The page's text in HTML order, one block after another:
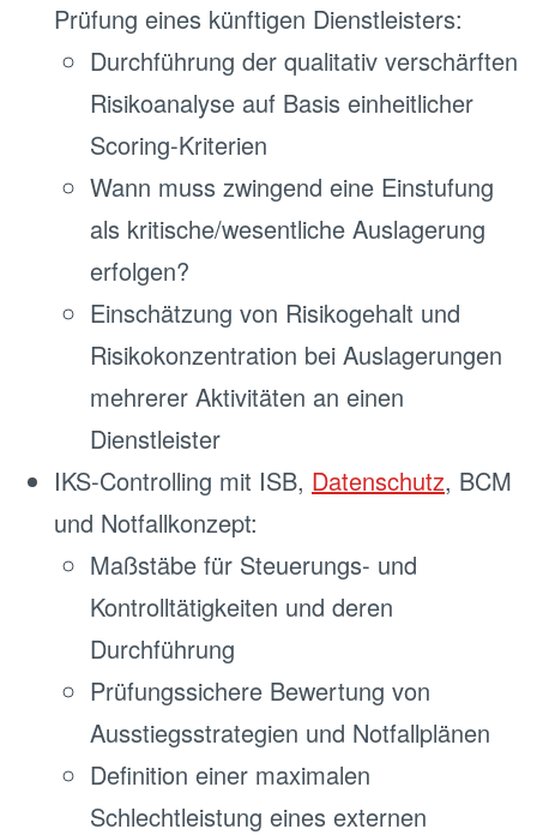
Prüfung eines künftigen Dienstleisters:
Durchführung der qualitativ verschärften
Risikoanalyse auf Basis einheitlicher
Scoring-Kriterien
Wann muss zwingend eine Einstufung
als kritische/wesentliche Auslagerung
erfolgen?
Einschätzung von Risikogehalt und
Risikokonzentration bei Auslagerungen
mehrerer Aktivitäten an einen
Dienstleister
IKS-Controlling mit ISB, Datenschutz, BCM
und Notfallkonzept:
Maßstäbe für Steuerungs- und
Kontrolltätigkeiten und deren
Durchführung
Prüfungssichere Bewertung von
Ausstiegsstrategien und Notfallplänen
Definition einer maximalen
Schlechtleistung eines externen